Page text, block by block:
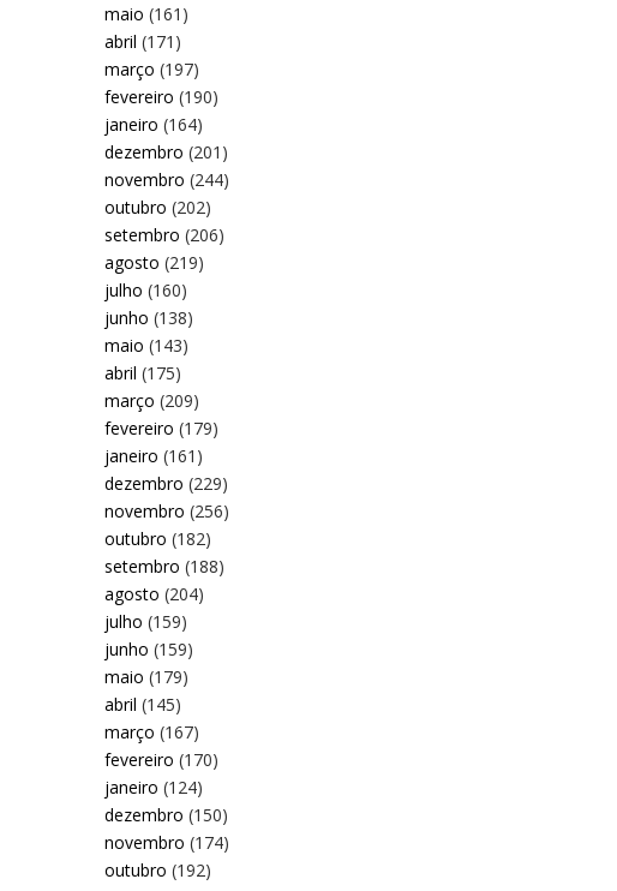
maio (161)
abril (171)
março (197)
fevereiro (190)
janeiro (164)
dezembro (201)
novembro (244)
outubro (202)
setembro (206)
agosto (219)
julho (160)
junho (138)
maio (143)
abril (175)
março (209)
fevereiro (179)
janeiro (161)
dezembro (229)
novembro (256)
outubro (182)
setembro (188)
agosto (204)
julho (159)
junho (159)
maio (179)
abril (145)
março (167)
fevereiro (170)
janeiro (124)
dezembro (150)
novembro (174)
outubro (192)